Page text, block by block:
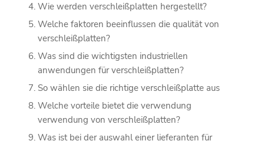
Wie werden verschleißplatten hergestellt?
Welche faktoren beeinflussen die qualität von
verschleißplatten?
Was sind die wichtigsten industriellen
anwendungen für verschleißplatten?
So wählen sie die richtige verschleißplatte aus
Welche vorteile bietet die verwendung
verwendung von verschleißplatten?
Was ist bei der auswahl einer lieferanten für